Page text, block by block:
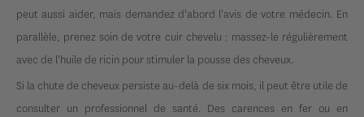
peut aussi aider, mais demandez d'abord l'avis de votre médecin. En
parallèle, prenez soin de votre cuir chevelu : massez-le régulièrement
avec de l'huile de ricin pour stimuler la pousse des cheveux.
Si la chute de cheveux persiste au-delà de six mois, il peut être utile de
consulter un professionnel de santé. Des carences en fer ou en